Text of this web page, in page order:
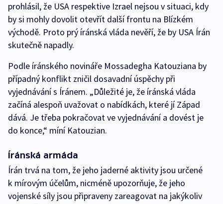
prohlásil, že USA respektive Izrael nejsou v situaci, kdy
by si mohly dovolit otevřít další frontu na Blízkém
východě. Proto prý íránská vláda nevěří, že by USA Írán
skutečně napadly.
Podle íránského novináře Mossadegha Katouziana by
případný konflikt zničil dosavadní úspěchy při
vyjednávání s Íránem. „Důležité je, že íránská vláda
začíná alespoň uvažovat o nabídkách, které jí Západ
dává. Je třeba pokračovat ve vyjednávání a dovést je
do konce,“ míní Katouzian.
Íránská armáda
Írán trvá na tom, že jeho jaderné aktivity jsou určené
k mírovým účelům, nicméně upozorňuje, že jeho
vojenské síly jsou připraveny zareagovat na jakýkoliv